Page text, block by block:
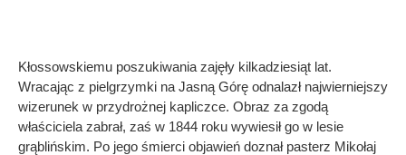
Kłossowskiemu poszukiwania zajęły kilkadziesiąt lat.
Wracając z pielgrzymki na Jasną Górę odnalazł najwierniejszy
wizerunek w przydrożnej kapliczce. Obraz za zgodą
właściciela zabrał, zaś w 1844 roku wywiesił go w lesie
grąblińskim. Po jego śmierci objawień doznał pasterz Mikołaj